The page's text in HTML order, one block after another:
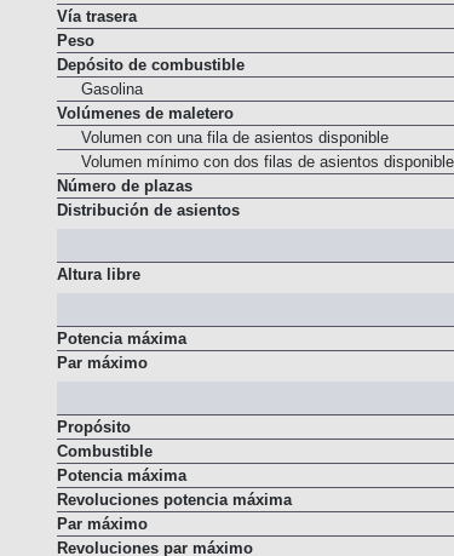
Vía delantera
Vía trasera
Peso
Depósito de combustible
Gasolina
Volúmenes de maletero
Volumen con una fila de asientos disponible
Volumen mínimo con dos filas de asientos disponibles
Número de plazas
Potencia máxima
Propósito
Combustible
Potencia máxima
Revoluciones potencia máxima
Par máximo